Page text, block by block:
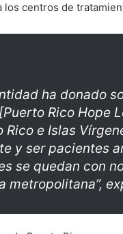
los centros de
ha donado
Rico Hope
e Islas
y ser pacientes
se quedan con
metropolitana”,